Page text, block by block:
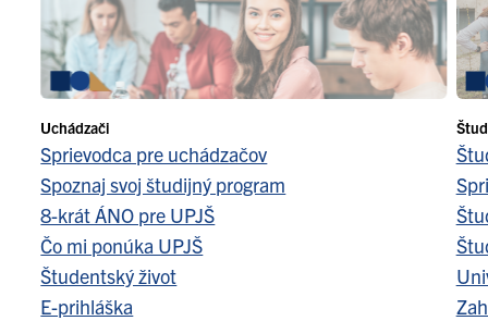
Uchádzači
Sprievodca pre uchádzačov
Spoznaj svoj študijný program
8-krát ÁNO pre UPJŠ
Čo mi ponúka UPJŠ
Študentský život
E-prihláška